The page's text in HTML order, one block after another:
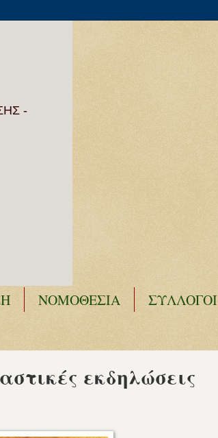
-
ΝΟΜΟΘΕΣΙΑ ΣΥΛΛΟΓΟΙ
εκδηλώσεις